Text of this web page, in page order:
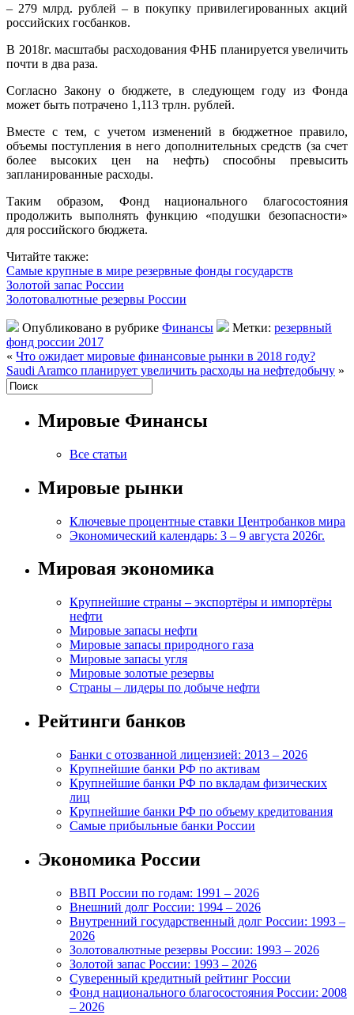
– 279 млрд. рублей – в покупку привилегированных акций
российских госбанков.
В 2018г. масштабы расходования ФНБ планируется увеличить
почти в два раза.
Согласно Закону о бюджете, в следующем году из Фонда
может быть потрачено 1,113 трлн. рублей.
Вместе с тем, с учетом изменений в бюджетное правило,
объемы поступления в него дополнительных средств (за счет
более высоких цен на нефть) способны превысить
запланированные расходы.
Таким образом, Фонд национального благосостояния
продолжить выполнять функцию «подушки безопасности»
для российского бюджета.
Читайте также:
Самые крупные в мире резервные фонды государств
Золотой запас России
Золотовалютные резервы России
Опубликовано в рубрике Финансы Метки: резервный
фонд россии 2017
« Что ожидает мировые финансовые рынки в 2018 году?
Saudi Aramco планирует увеличить расходы на нефтедобычу »
Мировые Финансы
Все статьи
Мировые рынки
Ключевые процентные ставки Центробанков мира
Экономический календарь: 3 – 9 августа 2026г.
Мировая экономика
Крупнейшие страны – экспортёры и импортёры
нефти
Мировые запасы нефти
Мировые запасы природного газа
Мировые запасы угля
Мировые золотые резервы
Страны – лидеры по добыче нефти
Рейтинги банков
Банки с отозванной лицензией: 2013 – 2026
Крупнейшие банки РФ по активам
Крупнейшие банки РФ по вкладам физических
лиц
Крупнейшие банки РФ по объему кредитования
Самые прибыльные банки России
Экономика России
ВВП России по годам: 1991 – 2026
Внешний долг России: 1994 – 2026
Внутренний государственный долг России: 1993 –
2026
Золотовалютные резервы России: 1993 – 2026
Золотой запас России: 1993 – 2026
Суверенный кредитный рейтинг России
Фонд национального благосостояния России: 2008
– 2026